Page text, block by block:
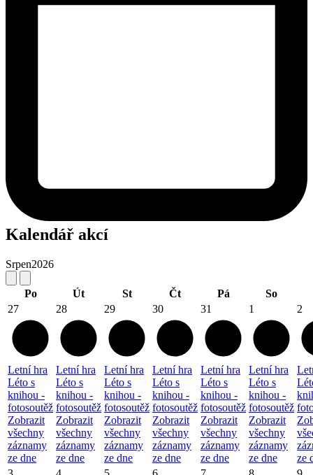
Kalendář akcí
Srpen2026
Po Út St Čt Pá
So
27
Letní hra
Léto s
knihou -
fotosoutěž
Zobrazit
všechny
záznamy
ze dne
28
Letní hra
Léto s
knihou -
fotosoutěž
Zobrazit
všechny
záznamy
ze dne
29
Letní hra
Léto s
knihou -
fotosoutěž
Zobrazit
všechny
záznamy
ze dne
30
Letní hra
Léto s
knihou -
fotosoutěž
Zobrazit
všechny
záznamy
ze dne
31
Letní hra
Léto s
knihou -
fotosoutěž
Zobrazit
všechny
záznamy
ze dne
1
Letní hra
Léto s
knihou -
fotosoutěž
Zobrazit
všechny
záznamy
ze dne
2
ze